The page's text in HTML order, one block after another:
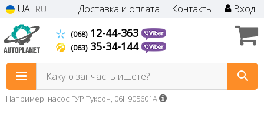
UA RU Доставка и оплата Контакты Вход
(068)12-44-363
(063)35-34-144
Какую запчасть ищете?
Например: насос ГУР Туксон, 06H905601A